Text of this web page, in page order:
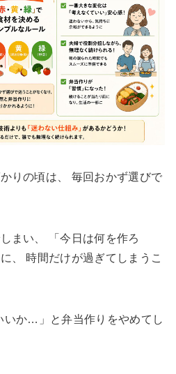
りの頃は、 毎回おかず選びで
まい、 「今日は何を作ろ
、 時間だけが過ぎてしまうこ
いか…」と弁当作りをやめてし